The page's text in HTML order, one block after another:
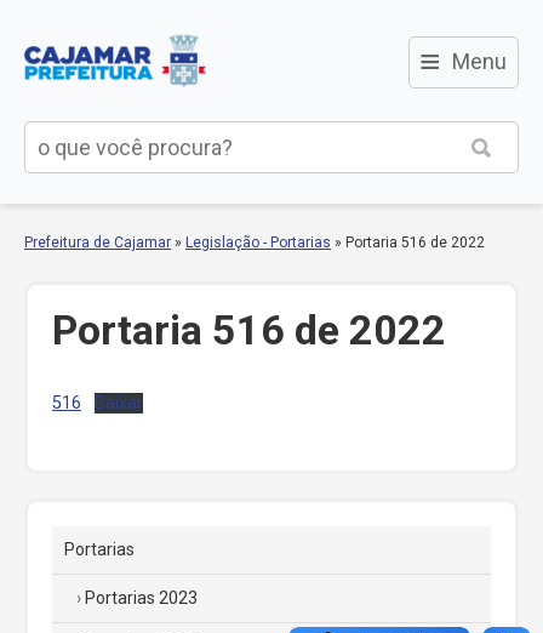
≡ Menu
Prefeitura de Cajamar » Legislação - Portarias » Portaria 516 de 2022
Portaria 516 de 2022
516 Baixar
Portarias
Portarias 2023